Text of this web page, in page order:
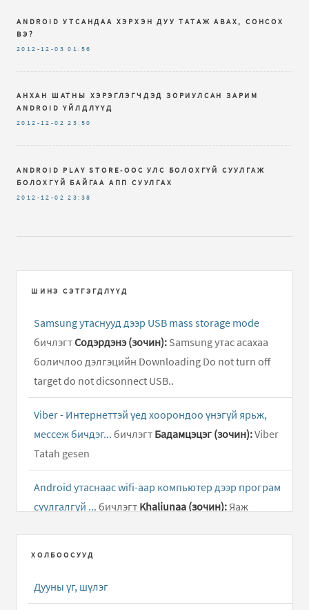
ANDROID УТСАНДАА ХЭРХЭН ДУУ ТАТАЖ АВАХ, СОНСОХ
ВЭ?
2012-12-03 01:56
АНХАН ШАТНЫ ХЭРЭГЛЭГЧДЭД ЗОРИУЛСАН ЗАРИМ
ANDROID ҮЙЛДЛҮҮД
2012-12-02 23:50
ANDROID PLAY STORE-ООС УЛС БОЛОХГҮЙ СУУЛГАЖ
БОЛОХГҮЙ БАЙГАА АПП СУУЛГАХ
2012-12-02 23:38
ШИНЭ СЭТГЭГДЛҮҮД
Samsung утаснууд дээр USB mass storage mode
бичлэгт
Содэрдэнэ (зочин): Samsung утас асахаа
боличлоо дэлгэцийн Downloading Do not turn off
target do not dicsonnect USB..
Viber - Интернеттэй үед хоорондоо үнэгүй ярьж,
мессеж бичдэг... бичлэгт Бадамцэцэг (зочин):Viber
Tatah gesen
Android утаснаас wifi-аар компьютер дээр програм
суулгалгүй ... бичлэгт Khaliunaa (зочин): Яаж
Facebook app - Фэйсбүүк сайтын апп татах
ХОЛБООСУУД
Дууны үг, шүлэг